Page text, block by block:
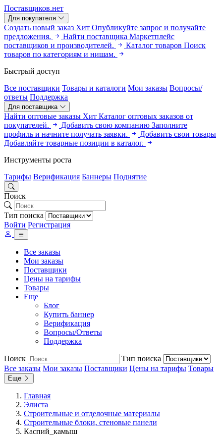
Поставщиков.нет
Для покупателя
Создать новый заказ Хит Опубликуйте запрос и получайте
предложения.
Найти поставщика Маркетплейс
поставщиков и производителей.
Каталог товаров Поиск
товаров по категориям и нишам.
Быстрый доступ
Все поставщики Товары и каталоги Мои заказы Вопросы/
ответы Поддержка
Для поставщика
Найти оптовые заказы Хит Каталог оптовых заказов от
покупателей.
Добавить свою компанию Заполните
профиль и начните получать заявки.
Добавить свои товары
Добавляйте товарные позиции в каталог.
Инструменты роста
Тарифы Верификация Баннеры Поднятие
Поиск
Тип поиска
Войти Регистрация
Все заказы
Мои заказы
Поставщики
Цены на тарифы
Товары
Еще
Блог
Купить баннер
Верификация
Вопросы/Ответы
Поддержка
Поиск
Тип поиска
Все заказы Мои заказы Поставщики Цены на тарифы Товары
Еще
Главная
Элиста
Строительные и отделочные материалы
Строительные блоки, стеновые панели
Каспий_камыш